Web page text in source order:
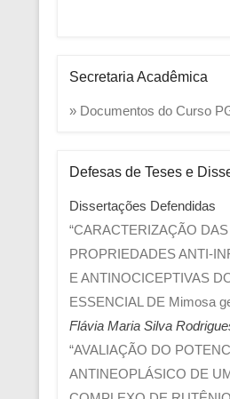
Secretaria Acadêmica
» Documentos do Curso
Defesas de Teses e
Dissertações Defendidas
“CARACTERIZAÇÃO DAS
PROPRIEDADES ANTI-
E ANTINOCICEPTIVAS
ESSENCIAL DE Mimosa
Flávia Maria Silva
“AVALIAÇÃO DO
ANTINEOPLÁSICO DE